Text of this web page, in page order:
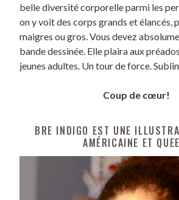
belle diversité corporelle parmi les
on y voit des corps grands et élancés,
maigres ou gros. Vous devez
bande dessinée. Elle plaira aux
jeunes adultes. Un tour de force.
Coup de cœur!
BRE INDIGO EST UNE
AMÉRICAINE ET